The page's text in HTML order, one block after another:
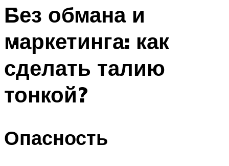
ФИТНЕС
МЕНЮ
Без обмана и
маркетинга: как
сделать талию
тонкой?
Опасность